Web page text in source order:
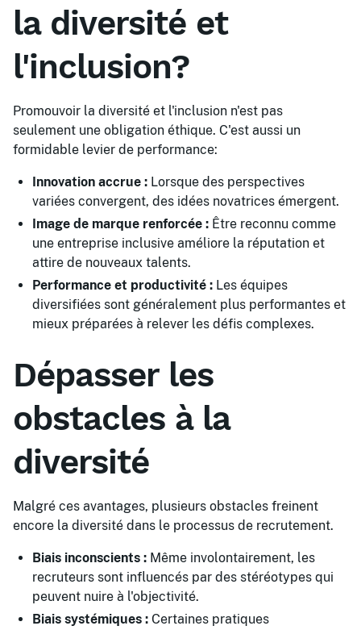
la diversité et
l'inclusion?
Promouvoir la diversité et l'inclusion n'est pas
seulement une obligation éthique. C'est aussi un
formidable levier de performance:
Innovation accrue : Lorsque des perspectives
variées convergent, des idées novatrices émergent.
Image de marque renforcée : Être reconnu comme
une entreprise inclusive améliore la réputation et
attire de nouveaux talents.
Performance et productivité : Les équipes
diversifiées sont généralement plus performantes et
mieux préparées à relever les défis complexes.
Dépasser les
obstacles à la
diversité
Malgré ces avantages, plusieurs obstacles freinent
encore la diversité dans le processus de recrutement.
Biais inconscients : Même involontairement, les
recruteurs sont influencés par des stéréotypes qui
peuvent nuire à l'objectivité.
Biais systémiques : Certaines pratiques